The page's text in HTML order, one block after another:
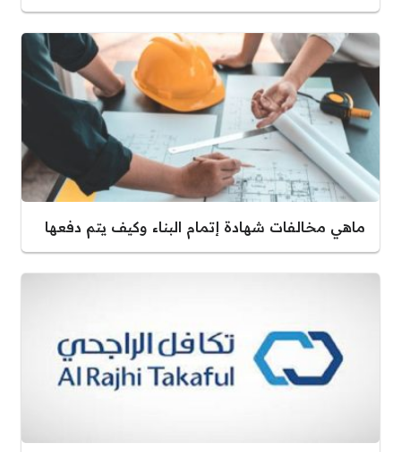
ماهي مخالفات شهادة إتمام البناء وكيف يتم دفعها